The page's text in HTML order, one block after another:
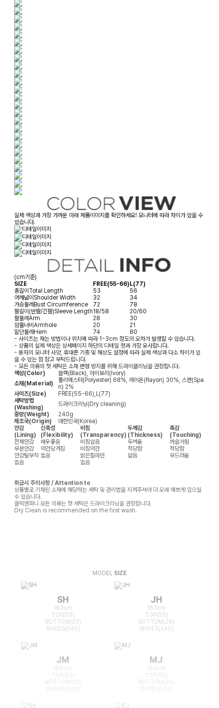
실제 색상과 가장 가까운 아래 제품이미지를 확인하세요! 모니터에 따라 차이가 있을 수
있습니다.
(cm기준)
SIZE
FREE(55-66)L(77)
총길이Total Length 53
56
어깨넓이Shoulder Width 32
34
가슴둘레Bust Circumference 72
78
팔길이(반팔/긴팔)Sleeve Length18/58
20/60
팔둘레Arm 28
30
암홀너비Armhole 20
21
밑단둘레Hem 74
80
- 사이즈는 재는 방법이나 위치에 따라 1~3cm 정도의 오차가 발생할 수 있습니다.
- 상품의 실제 색상은 상세페이지 하단의 디테일 컷과 가장 유사합니다.
- 용자의 모니터 사양, 휴대폰 기종 및 해상도 설정에 따라 실제 색상과 다소 차이가 있
을 수 있는 점 참고 부탁드립니다.
- 모든 의류의 첫 세탁은 소재 변형 방지를 위해 드라이클리닝을 권장합니다.
색상(Color)
블랙(Black), 아이보리(Ivory)
소재(Material)
폴리에스터(Polyester) 68%, 레이온(Rayon) 30%, 스판(Spa
n) 2%
사이즈(Size)
FREE(55-66),L(77)
세탁방법
(Washing)
드라이크리닝(Dry cleaning)
중량(Weight)
240g
제조국(Origin)
대한민국(Korea)
안감
(Lining)
신축성
(Flexibility)
비침
(Transparency)
두께감
(Thickness)
촉감
(Touching)
전체안감
매우좋음 비침있음 두꺼움
까슬거림
부분안감
약간당겨짐 비침약간 적당함
적당함
안감탈부착 없음 밝은칼라만 얇음
부드러움
없음
없음
취급시 주의사항 / Attention to
상품별로 기재된 소재에 해당하는 세탁 및 관리법을 지켜주셔야 더 오래 예쁘게 입으실
수 있습니다.
클릭앤퍼니 모든 의류는 첫 세탁은 드라이크리닝을 권장합니다.
Dry Clean is recommended on the first wash.
MODEL SIZE
SH
163cm
TOP(55)
BOTTOM(26)
SHOES(240)
JH
167cm
TOP(55)
BOTTOM(26)
SHOES(240)
JM
166cm
TOP(55)
BOTTOM(25)
MJ
164cm
TOP(55)
BOTTOM(26)